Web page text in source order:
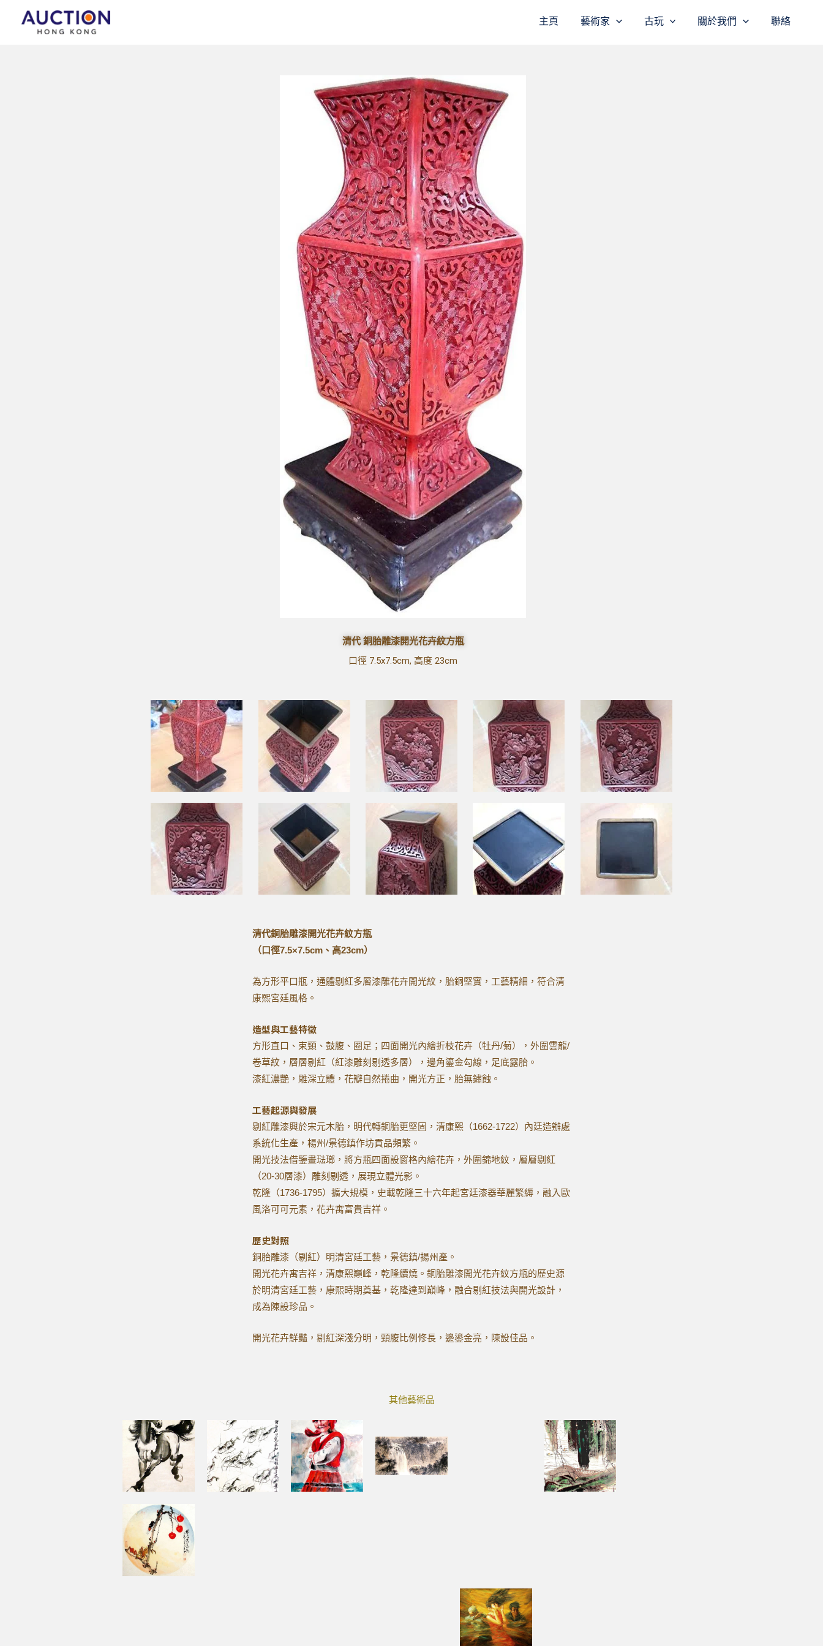
主頁 藝術家 古玩 關於我們 聯絡
清代 銅胎雕漆開光花卉紋方瓶
口徑 7.5x7.5cm, 高度 23cm
清代銅胎雕漆開光花卉紋方瓶
（口徑7.5×7.5cm、高23cm）
為方形平口瓶，通體剔紅多層漆雕花卉開光紋，胎銅堅實，工藝精細，符合清
康熙宮廷風格。
造型與工藝特徵
方形直口、束頸、鼓腹、圈足；四面開光內繪折枝花卉（牡丹/菊），外圍雲龍/
卷草紋，層層剔紅（紅漆雕刻剔透多層），邊角鎏金勾線，足底露胎。
漆紅濃艷，雕深立體，花瓣自然捲曲，開光方正，胎無鏽蝕。
工藝起源與發展
剔紅雕漆興於宋元木胎，明代轉銅胎更堅固，清康熙（1662-1722）內廷造辦處
系統化生產，楊州/景德鎮作坊貢品頻繁。
開光技法借鑒畫琺瑯，將方瓶四面設窗格內繪花卉，外圍錦地紋，層層剔紅
（20-30層漆）雕刻剔透，展現立體光影。
乾隆（1736-1795）擴大規模，史載乾隆三十六年起宮廷漆器華麗繁縟，融入歐
風洛可可元素，花卉寓富貴吉祥。
歷史對照
銅胎雕漆（剔紅）明清宮廷工藝，景德鎮/揚州產。
開光花卉寓吉祥，清康熙巔峰，乾隆續燒。銅胎雕漆開光花卉紋方瓶的歷史源
於明清宮廷工藝，康熙時期奠基，乾隆達到巔峰，融合剔紅技法與開光設計，
成為陳設珍品。
開光花卉鮮豔，剔紅深淺分明，頸腹比例修長，邊鎏金亮，陳設佳品。
其他藝術品